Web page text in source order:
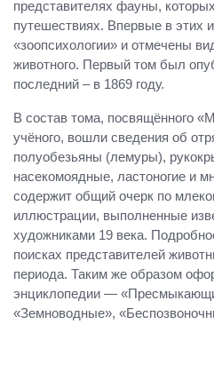
представителях фауны,
путешествиях. Впервые в этих
«зоопсихологии» и отмечены
животного. Первый том был
последний – в 1869 году.
В состав тома, посвящённого
учёного, вошли сведения об
полуобезьяны (лемуры),
насекомоядные, ластоногие и
содержит общий очерк по
иллюстрации, выполненные
художниками 19 века.
поисках представителей
периода. Таким же образом
энциклопедии —
«Земноводные»,